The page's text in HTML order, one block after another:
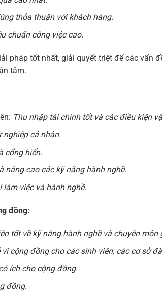
thỏa thuận với khách hàng.
chuẩn công việc cao.
pháp tốt nhất, giải quyết triệt để các vấn
tâm.
Thu nhập tài chính tốt và các điều kiện
nghiệp cá nhân.
cống hiến.
nâng cao các kỹ năng hành nghề.
việc và hành nghề.
đồng:
tốt về kỹ năng hành nghề và chuyên môn
cộng đồng cho các sinh viên, các cơ sở
ích cho cộng đồng.
đồng.